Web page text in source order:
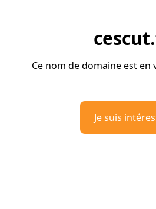
Ce nom de domaine est en
Je suis